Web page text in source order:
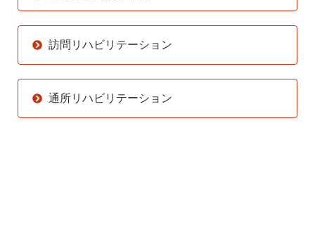
訪問リハビリテーション
通所リハビリテーション